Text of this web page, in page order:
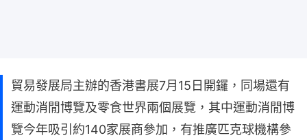
貿易發展局主辦的香港書展7月15日開鑼，同場還有
運動消閒博覽及零食世界兩個展覽，其中運動消閒博
覽今年吸引約140家展商參加，有推廣匹克球機構參